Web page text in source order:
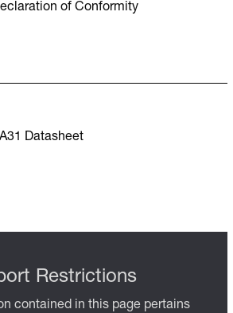
of Conformity
Datasheet
Restrictions
contained in this page pertains